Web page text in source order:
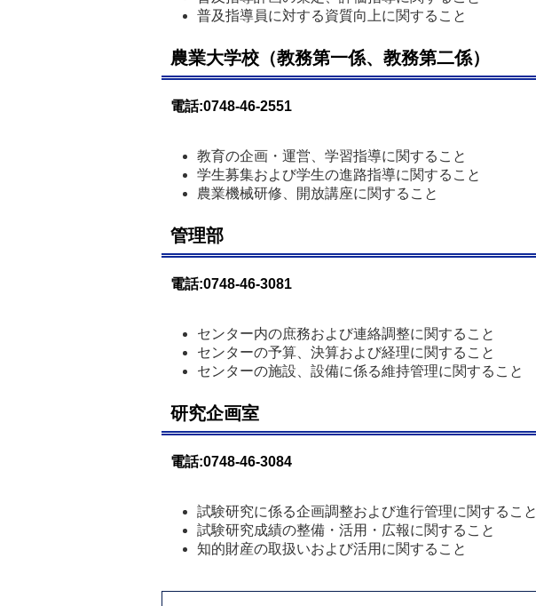
普及指導員に対する資質向上に関すること
農業大学校（教務第一係、教務第二係）
電話:0748-46-2551
教育の企画・運営、学習指導に関すること
学生募集および学生の進路指導に関すること
農業機械研修、開放講座に関すること
管理部
電話:0748-46-3081
センター内の庶務および連絡調整に関すること
センターの予算、決算および経理に関すること
センターの施設、設備に係る維持管理に関すること
研究企画室
電話:0748-46-3084
試験研究に係る企画調整および進行管理に関すること
試験研究成績の整備・活用・広報に関すること
知的財産の取扱いおよび活用に関すること